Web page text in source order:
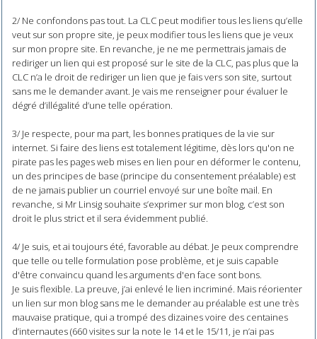
2/ Ne confondons pas tout. La CLC peut modifier tous les liens qu’elle
veut sur son propre site, je peux modifier tous les liens que je veux
sur mon propre site. En revanche, je ne me permettrais jamais de
rediriger un lien qui est proposé sur le site de la CLC, pas plus que la
CLC n’a le droit de rediriger un lien que je fais vers son site, surtout
sans me le demander avant. Je vais me renseigner pour évaluer le
dégré d’illégalité d’une telle opération.
3/ Je respecte, pour ma part, les bonnes pratiques de la vie sur
internet. Si faire des liens est totalement légitime, dès lors qu'on ne
pirate pas les pages web mises en lien pour en déformer le contenu,
un des principes de base (principe du consentement préalable) est
de ne jamais publier un courriel envoyé sur une boîte mail. En
revanche, si Mr Linsig souhaite s’exprimer sur mon blog, c’est son
droit le plus strict et il sera évidemment publié.
4/ Je suis, et ai toujours été, favorable au débat. Je peux comprendre
que telle ou telle formulation pose problème, et je suis capable
d'être convaincu quand les arguments d'en face sont bons.
Je suis flexible. La preuve, j’ai enlevé le lien incriminé. Mais réorienter
un lien sur mon blog sans me le demander au préalable est une très
mauvaise pratique, qui a trompé des dizaines voire des centaines
d’internautes (660 visites sur la note le 14 et le 15/11, je n’ai pas